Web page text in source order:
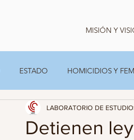
MISIÓN Y
ESTADO HOMICIDIOS Y
GRUPOS FAMILIARES Y A.C
Detienen
LABORATORIO DE